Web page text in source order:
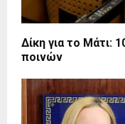
Δίκη για το Μάτι:
ποινών